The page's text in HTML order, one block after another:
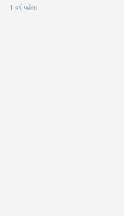
1 વર્ષ પહેલા